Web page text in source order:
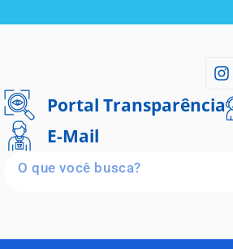
Portal Transparência
E-Mail